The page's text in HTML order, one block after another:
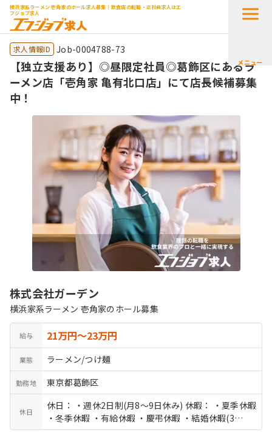
横浜家系ラーメン 壱角家のホール求人募集｜飲食店の転職・正社員求人はエ
フジョブ求人
メニュー
【独立支援あり】◎昼限定社員◎葛飾区にあるラ
ーメン店「壱角家 亀有北口店」にて店長候補募集
中！
求人情報ID Job-0004788-73
株式会社ガーデン
横浜家系ラーメン 壱角家のホール募集
給与 21万円〜23万円
業態 ラーメン/つけ麺
勤務地 東京都葛飾区
休日
休日： ・週休2日制(月8～9日休み) 休暇： ・夏季休暇
・冬季休暇 ・有給休暇 ・慶弔休暇 ・結婚休暇(3
日) など